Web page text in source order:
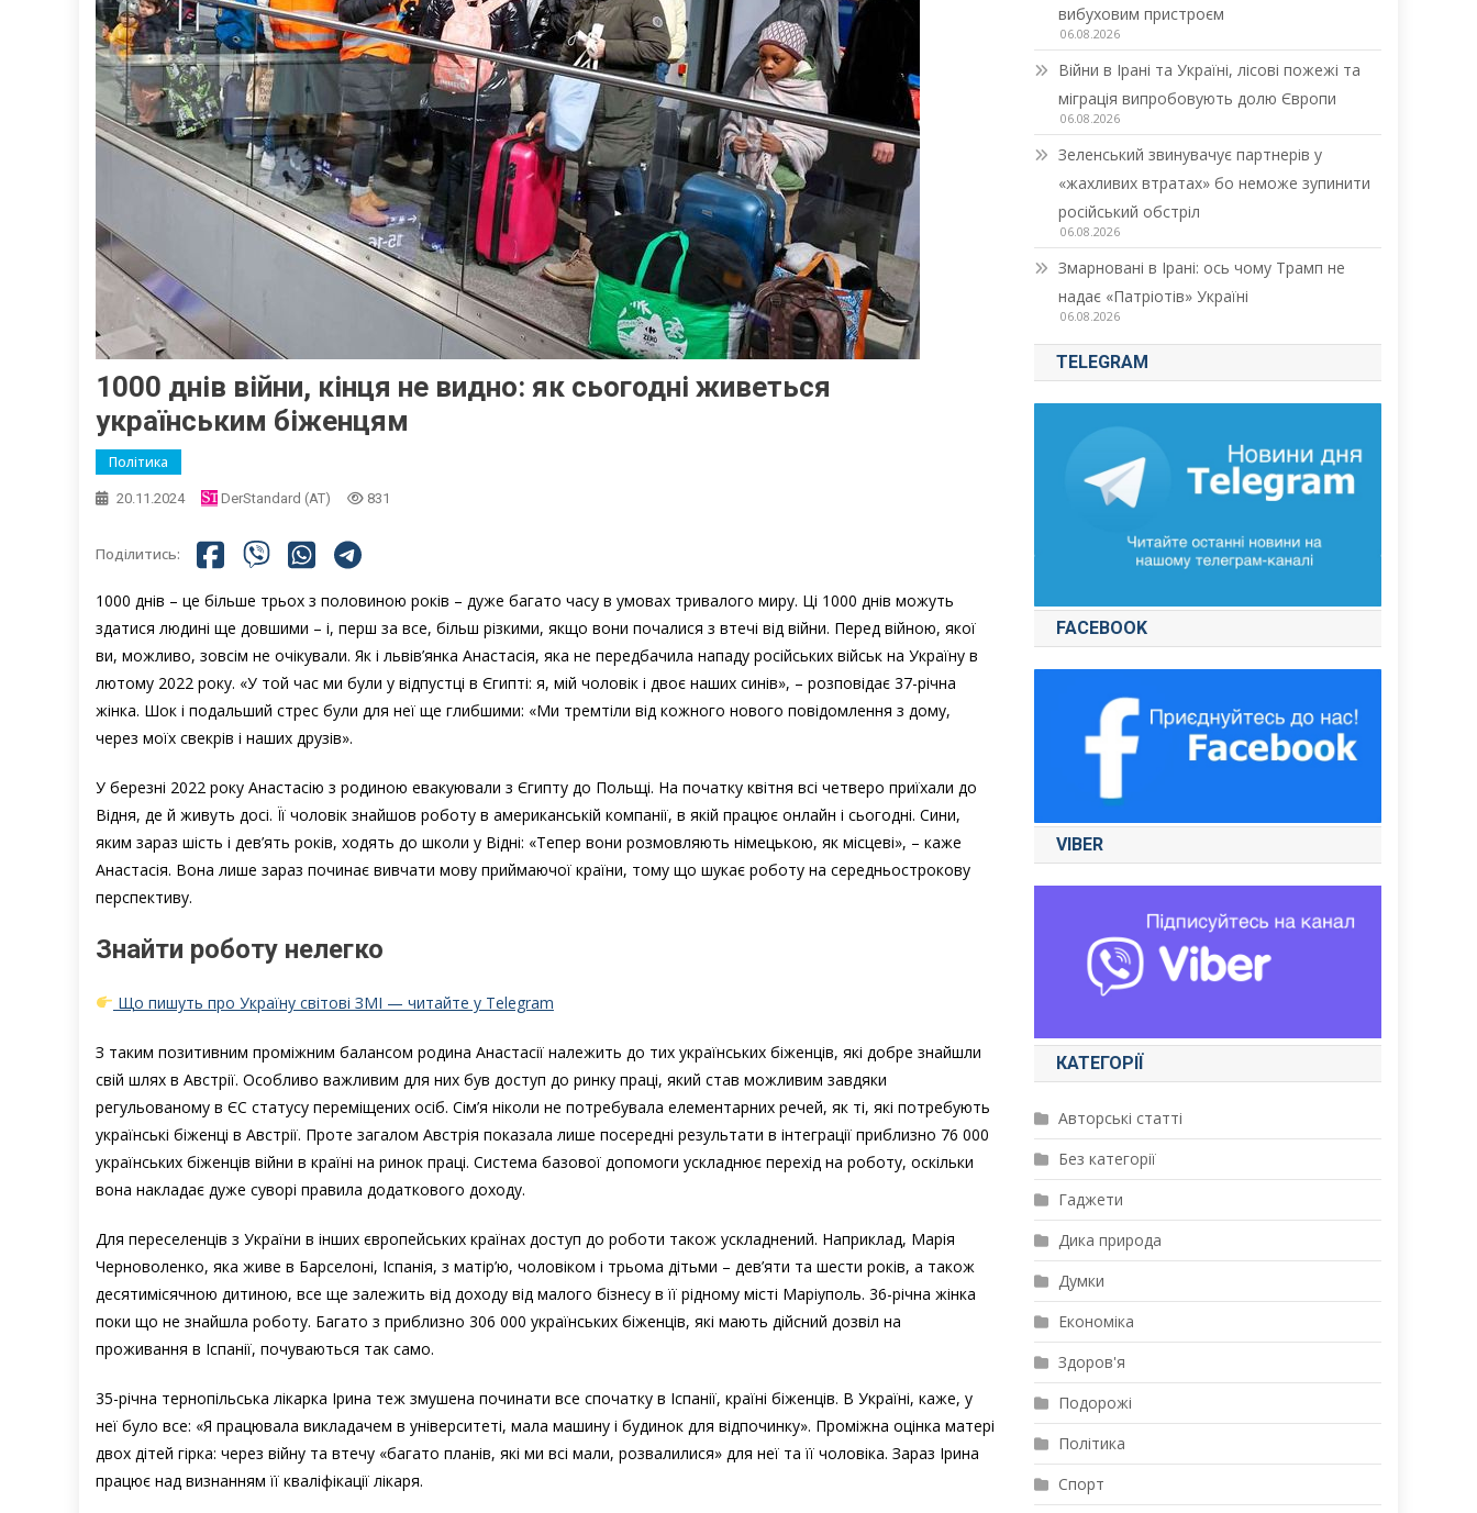
1000 днів війни, кінця не видно: як сьогодні живеться
українським біженцям
Політика
20.11.2024 DerStandard (AT) 831
Поділитись:
1000 днів – це більше трьох з половиною років – дуже багато часу в умовах тривалого миру. Ці 1000 днів можуть
здатися людині ще довшими – і, перш за все, більш різкими, якщо вони почалися з втечі від війни. Перед війною, якої
ви, можливо, зовсім не очікували. Як і львів’янка Анастасія, яка не передбачила нападу російських військ на Україну в
лютому 2022 року. «У той час ми були у відпустці в Єгипті: я, мій чоловік і двоє наших синів», – розповідає 37-річна
жінка. Шок і подальший стрес були для неї ще глибшими: «Ми тремтіли від кожного нового повідомлення з дому,
через моїх свекрів і наших друзів».
У березні 2022 року Анастасію з родиною евакуювали з Єгипту до Польщі. На початку квітня всі четверо приїхали до
Відня, де й живуть досі. Її чоловік знайшов роботу в американській компанії, в якій працює онлайн і сьогодні. Сини,
яким зараз шість і дев’ять років, ходять до школи у Відні: «Тепер вони розмовляють німецькою, як місцеві», – каже
Анастасія. Вона лише зараз починає вивчати мову приймаючої країни, тому що шукає роботу на середньострокову
перспективу.
Знайти роботу нелегко
Що пишуть про Україну світові ЗМІ — читайте у Telegram
З таким позитивним проміжним балансом родина Анастасії належить до тих українських біженців, які добре знайшли
свій шлях в Австрії. Особливо важливим для них був доступ до ринку праці, який став можливим завдяки
регульованому в ЄС статусу переміщених осіб. Сім’я ніколи не потребувала елементарних речей, як ті, які потребують
українські біженці в Австрії. Проте загалом Австрія показала лише посередні результати в інтеграції приблизно 76 000
українських біженців війни в країні на ринок праці. Система базової допомоги ускладнює перехід на роботу, оскільки
вона накладає дуже суворі правила додаткового доходу.
Для переселенців з України в інших європейських країнах доступ до роботи також ускладнений. Наприклад, Марія
Черноволенко, яка живе в Барселоні, Іспанія, з матір’ю, чоловіком і трьома дітьми – дев’яти та шести років, а також
десятимісячною дитиною, все ще залежить від доходу від малого бізнесу в її рідному місті Маріуполь. 36-річна жінка
поки що не знайшла роботу. Багато з приблизно 306 000 українських біженців, які мають дійсний дозвіл на
проживання в Іспанії, почуваються так само.
35-річна тернопільська лікарка Ірина теж змушена починати все спочатку в Іспанії, країні біженців. В Україні, каже, у
неї було все: «Я працювала викладачем в університеті, мала машину і будинок для відпочинку». Проміжна оцінка матері
двох дітей гірка: через війну та втечу «багато планів, які ми всі мали, розвалилися» для неї та її чоловіка. Зараз Ірина
працює над визнанням її кваліфікації лікаря.
вибуховим пристроєм
06.08.2026
Війни в Ірані та Україні, лісові пожежі та
міграція випробовують долю Європи
06.08.2026
Зеленський звинувачує партнерів у
«жахливих втратах» бо неможе зупинити
російський обстріл
06.08.2026
Змарновані в Ірані: ось чому Трамп не
надає «Патріотів» Україні
06.08.2026
TELEGRAM
FACEBOOK
VIBER
КАТЕГОРІЇ
Авторські статті
Без категорії
Гаджети
Дика природа
Думки
Економіка
Здоров'я
Подорожі
Політика
Спорт